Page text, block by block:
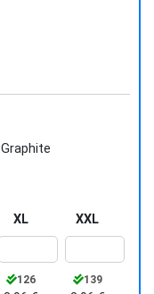
Graphite
XL
126
XXL
139